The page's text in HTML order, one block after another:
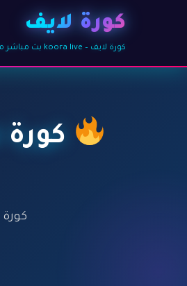
كورة لايف
كورة لايف – koora live بث مباشر مباريات اليوم